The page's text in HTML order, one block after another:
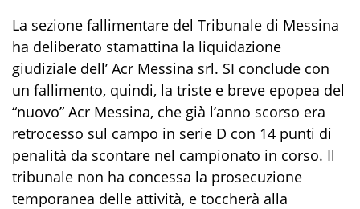
La sezione fallimentare del Tribunale di Messina
ha deliberato stamattina la liquidazione
giudiziale dell’ Acr Messina srl. SI conclude con
un fallimento, quindi, la triste e breve epopea del
“nuovo” Acr Messina, che già l’anno scorso era
retrocesso sul campo in serie D con 14 punti di
penalità da scontare nel campionato in corso. Il
tribunale non ha concessa la prosecuzione
temporanea delle attività, e toccherà alla